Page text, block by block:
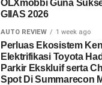
OLXmobbi Guna
GIIAS 2026
AUTO REVIEW 1 week ago
Perluas Ekosistem
Elektrifikasi Toyota
Parkir Ekskluif serta
Spot Di Summarecon